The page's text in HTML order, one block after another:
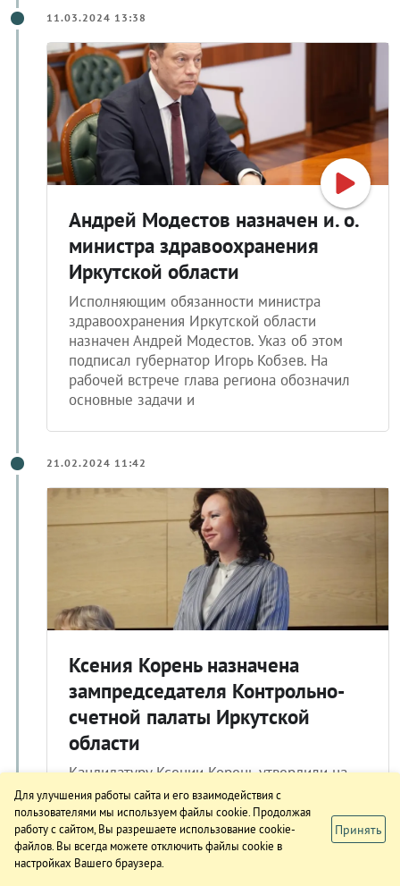
11.03.2024 13:38
Андрей Модестов назначен и. о.
министра здравоохранения
Иркутской области
Исполняющим обязанности министра
здравоохранения Иркутской области
назначен Андрей Модестов. Указ об этом
подписал губернатор Игорь Кобзев. На
рабочей встрече глава региона обозначил
основные задачи и
21.02.2024 11:42
Ксения Корень назначена
зампредседателя Контрольно-
счетной палаты Иркутской
области
Кандидатуру Ксении Корень утвердили на
пост заместителя председателя
Контрольно-счетной палаты Иркутской
области. Об этом стало известно на сессии
областного парламента, сообщает 21
февраля 2024 года
Для улучшения работы сайта и его взаимодействия с
пользователями мы используем файлы cookie. Продолжая
работу с сайтом, Вы разрешаете использование cookie-
файлов. Вы всегда можете отключить файлы cookie в
настройках Вашего браузера.
Принять